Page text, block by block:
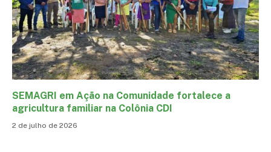
SEMAGRI em Ação na Comunidade fortalece a
agricultura familiar na Colônia CDI
2 de julho de 2026